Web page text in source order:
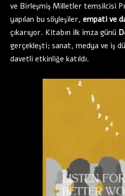
ve Birleşmiş Milletler temsilcisi
yapılan bu söyleşiler, empati ve
çıkarıyor. Kitabın ilk imza günü
gerçekleşti; sanat, medya ve iş
davetli etkinliğe katıldı.